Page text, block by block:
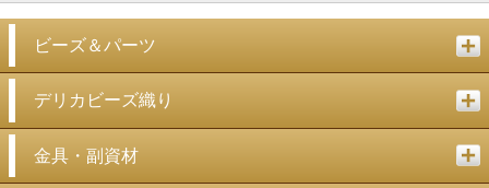
ビーズ＆パーツ
デリカビーズ織り
金具・副資材